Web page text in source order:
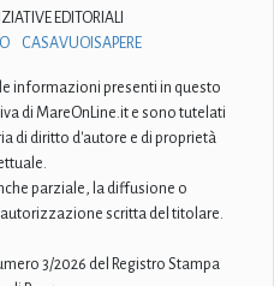
EDITORIALI
CASAVUOISAPERE
informazioni presenti in questo
di MareOnLine.it e sono tutelati
di diritto d'autore e di proprietà
parziale, la diffusione o
scritta del titolare.
3/2026 del Registro Stampa